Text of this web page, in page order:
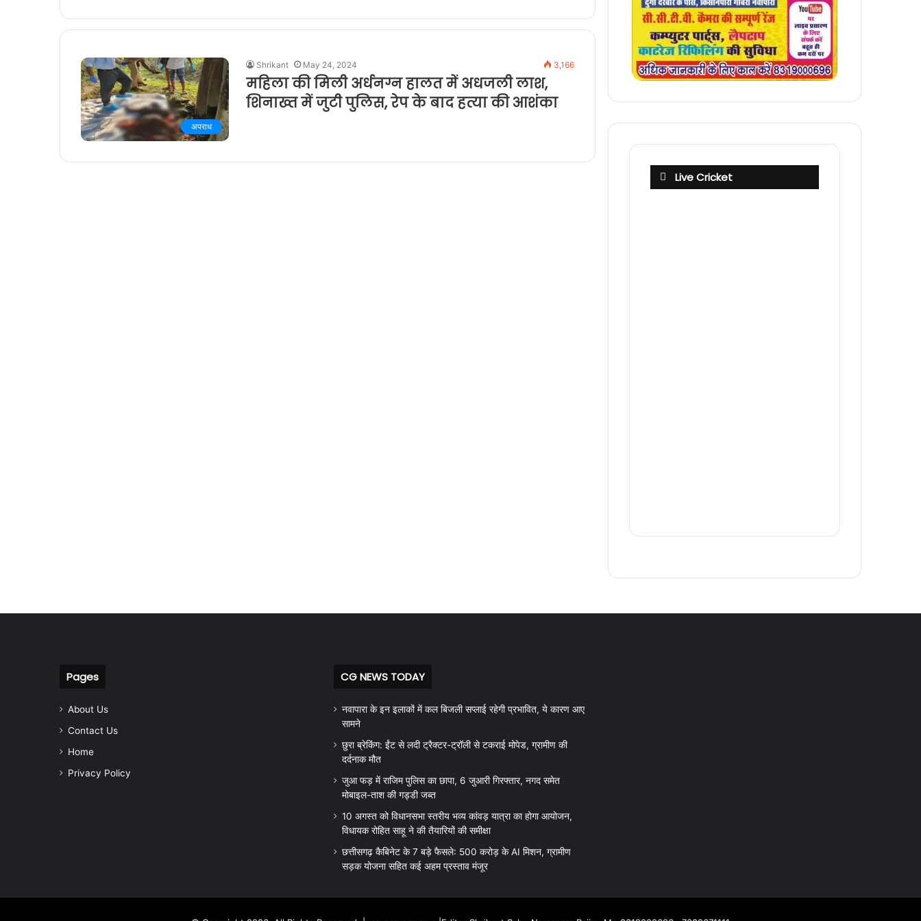
अपराध
Shrikant May 24, 2024 3,166
महिला की मिली अर्धनग्न हालत में अधजली लाश,
शिनाख्त में जुटी पुलिस, रेप के बाद हत्या की आशंका
Live Cricket
Pages
About Us
Contact Us
Home
Privacy Policy
CG NEWS TODAY
नवापारा के इन इलाकों में कल बिजली सप्लाई रहेगी प्रभावित, ये कारण आए
सामने
छुरा ब्रेकिंग: ईंट से लदी ट्रैक्टर-ट्रॉली से टकराई मोपेड, ग्रामीण की
दर्दनाक मौत
जुआ फड़ में राजिम पुलिस का छापा, 6 जुआरी गिरफ्तार, नगद समेत
मोबाइल-ताश की गड्डी जब्त
10 अगस्त को विधानसभा स्तरीय भव्य कांवड़ यात्रा का होगा आयोजन,
विधायक रोहित साहू ने की तैयारियों की समीक्षा
छत्तीसगढ़ कैबिनेट के 7 बड़े फैसले: 500 करोड़ के AI मिशन, ग्रामीण
सड़क योजना सहित कई अहम प्रस्ताव मंजूर